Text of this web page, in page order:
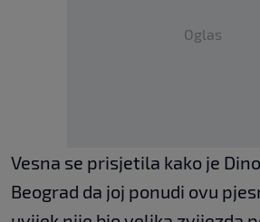
Oglas
Vesna se prisjetila kako je
Beograd da joj ponudi ovu